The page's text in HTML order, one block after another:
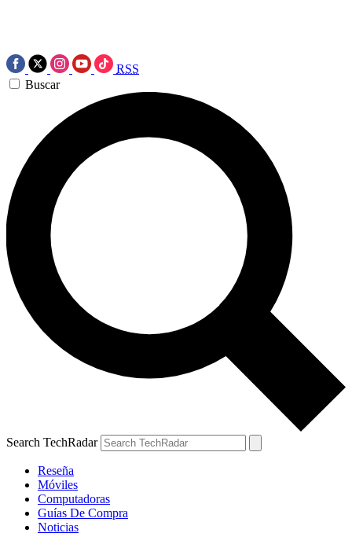
RSS
Buscar
Search TechRadar
Reseña
Móviles
Computadoras
Guías De Compra
Noticias